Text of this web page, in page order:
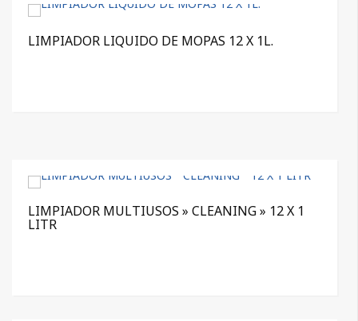
LIMPIADOR LIQUIDO DE MOPAS 12 X 1L.
LIMPIADOR MULTIUSOS » CLEANING » 12 X 1
LITR